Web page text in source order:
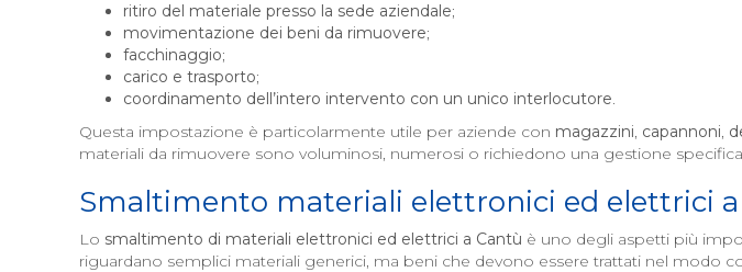
ritiro del materiale presso la sede aziendale;
movimentazione dei beni da rimuovere;
facchinaggio;
carico e trasporto;
coordinamento dell’intero intervento con un unico interlocutore.
Questa impostazione è particolarmente utile per aziende con magazzini, capannoni,
materiali da rimuovere sono voluminosi, numerosi o richiedono una gestione
Smaltimento materiali elettronici ed elettrici a
Lo smaltimento di materiali elettronici ed elettrici a Cantù è uno degli aspetti più
riguardano semplici materiali generici, ma beni che devono essere trattati nel modo